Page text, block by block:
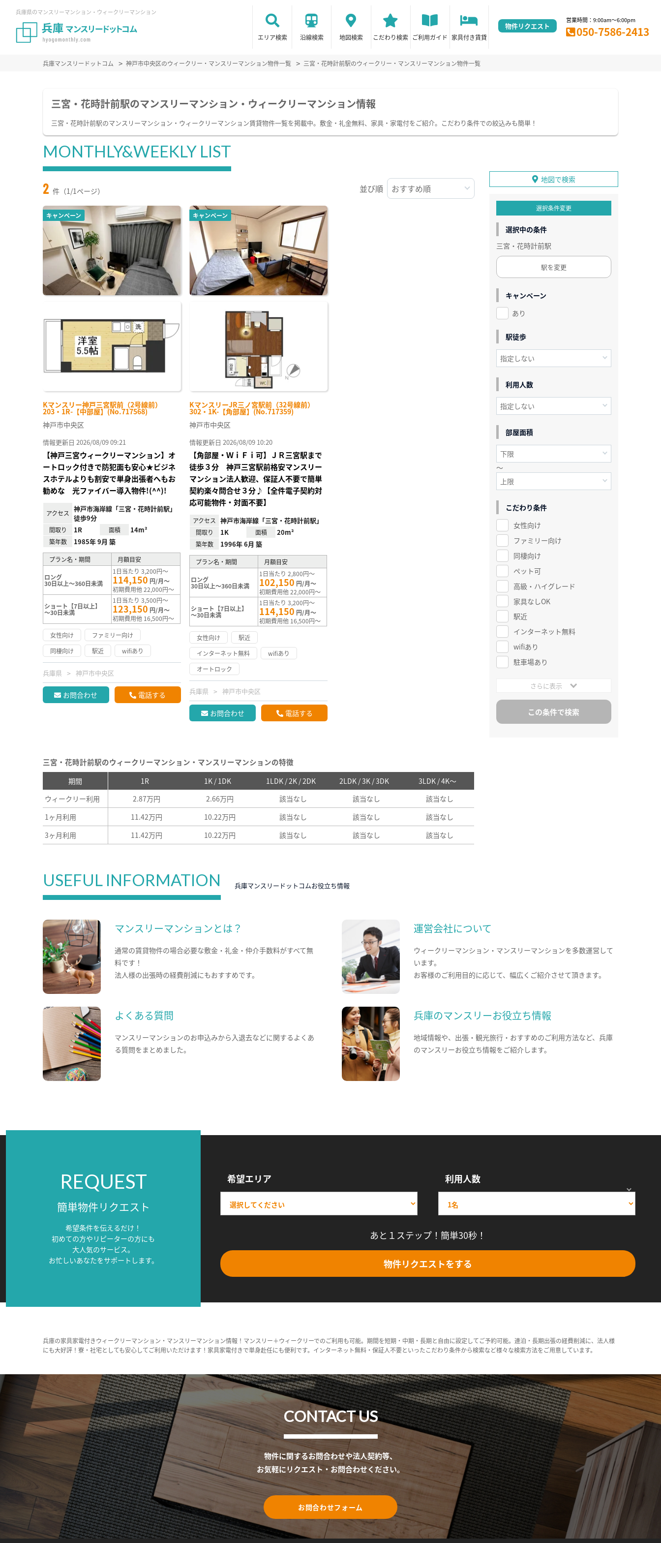
兵庫県のマンスリーマンション・ウィークリーマンション
エリア検索 沿線検索 地図検索 こだわり検索 ご利用ガイド 家具付き賃貸
物件リクエスト
営業時間：9:00am～6:00pm
050-7586-2413
兵庫マンスリードットコム 神戸市中央区のウィークリー・マンスリーマンション物件一覧 三宮・花時計前駅のウィークリー・マンスリーマンション物件一覧
三宮・花時計前駅のマンスリーマンション・ウィークリーマンション情報
三宮・花時計前駅のマンスリーマンション・ウィークリーマンション賃貸物件一覧を掲載中。敷金・礼金無料、家具・家電付をご紹介。こだわり条件での絞込みも簡単！
MONTHLY&WEEKLY LIST
2 件（1/1ページ） 並び順
キャンペーン
Kマンスリー神戸三宮駅前（2号線前）
203・1R-【中部屋】(No.717568)
神戸市中央区
情報更新日 2026/08/09 09:21
【神戸三宮ウィークリーマンション】オ
ートロック付きで防犯面も安心★ビジネ
スホテルよりも割安で単身出張者へもお
勧めな 光ファイバー導入物件!(^^)!
アクセス
神戸市海岸線「三宮・花時計前駅」
徒歩9分
間取り 1R 面積 14m²
築年数 1985年 9月 築
プラン名・期間 月額目安
ロング
30日以上～360日未満
1日当たり 3,200円～
114,150 円/月～
初期費用他 22,000円～
ショート【7日以上】
～30日未満
1日当たり 3,500円～
123,150 円/月～
初期費用他 16,500円～
女性向け
ファミリー向け
同棲向け
駅近 wifiあり
兵庫県 神戸市中央区
お問合わせ 電話する
キャンペーン
KマンスリーJR三ノ宮駅前（32号線前）
302・1K-【角部屋】(No.717359)
神戸市中央区
情報更新日 2026/08/09 10:20
【角部屋・ＷｉＦｉ可】ＪＲ三宮駅まで
徒歩３分 神戸三宮駅前格安マンスリー
マンション法人歓迎、保証人不要で簡単
契約楽々問合せ３分♪【全件電子契約対
応可能物件・対面不要】
アクセス 神戸市海岸線「三宮・花時計前駅」
間取り 1K 面積 20m²
築年数 1996年 6月 築
プラン名・期間 月額目安
ロング
30日以上～360日未満
1日当たり 2,800円～
102,150 円/月～
初期費用他 22,000円～
ショート【7日以上】
～30日未満
1日当たり 3,200円～
114,150 円/月～
初期費用他 16,500円～
女性向け
駅近
インターネット無料
wifiあり
オートロック
兵庫県 神戸市中央区
お問合わせ 電話する
三宮・花時計前駅のウィークリーマンション・マンスリーマンションの特徴
期間 1R 1K / 1DK 1LDK / 2K / 2DK 2LDK / 3K / 3DK
3LDK / 4K～
ウィークリー利用
2.87万円 2.66万円 該当なし 該当なし
該当なし
1ヶ月利用
11.42万円 10.22万円 該当なし 該当なし
該当なし
3ヶ月利用
11.42万円 10.22万円 該当なし 該当なし 該当なし
地図で検索
選択条件変更
選択中の条件
三宮・花時計前駅
駅を変更
キャンペーン
あり
駅徒歩
利用人数
部屋面積
～
こだわり条件
女性向け
ファミリー向け
同棲向け
ペット可
高級・ハイグレード
家具なしOK
駅近
インターネット無料
wifiあり
駐車場あり
さらに表示
USEFUL INFORMATION 兵庫マンスリードットコムお役立ち情報
マンスリーマンションとは？
通常の賃貸物件の場合必要な敷金・礼金・仲介手数料がすべて無
料です！
法人様の出張時の経費削減にもおすすめです。
運営会社について
ウィークリーマンション・マンスリーマンションを多数運営して
います。
お客様のご利用目的に応じて、幅広くご紹介させて頂きます。
よくある質問
マンスリーマンションのお申込みから入退去などに関するよくあ
る質問をまとめました。
兵庫のマンスリーお役立ち情報
地域情報や、出張・観光旅行・おすすめのご利用方法など、兵庫
のマンスリーお役立ち情報をご紹介します。
REQUEST
簡単物件リクエスト
希望条件を伝えるだけ！
初めての方やリピーターの方にも
大人気のサービス。
お忙しいあなたをサポートします。
希望エリア 利用人数
あと１ステップ！簡単30秒！
物件リクエストをする
兵庫の家具家電付きウィークリーマンション・マンスリーマンション情報！マンスリー＋ウィークリーでのご利用も可能。期間を短期・中期・長期と自由に設定してご予約可能。連泊・長期出張の経費削減に、法人様
にも大好評！寮・社宅としても安心してご利用いただけます！家具家電付きで単身赴任にも便利です。インターネット無料・保証人不要といったこだわり条件から検索など様々な検索方法をご用意しています。
CONTACT US
物件に関するお問合わせや法人契約等、
お気軽にリクエスト・お問合わせください。
お問合わせフォーム